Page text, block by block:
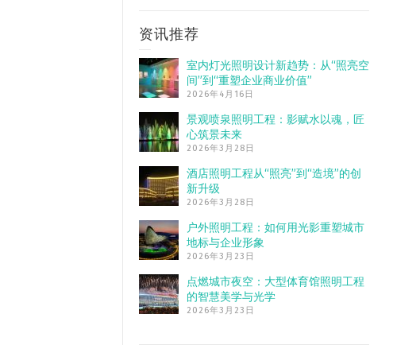
资讯推荐
室内灯光照明设计新趋势：从“照亮空
间”到“重塑企业商业价值”
2026年4月16日
景观喷泉照明工程：影赋水以魂，匠
心筑景未来
2026年3月28日
酒店照明工程从“照亮”到“造境”的创
新升级
2026年3月28日
户外照明工程：如何用光影重塑城市
地标与企业形象
2026年3月23日
点燃城市夜空：大型体育馆照明工程
的智慧美学与光学
2026年3月23日